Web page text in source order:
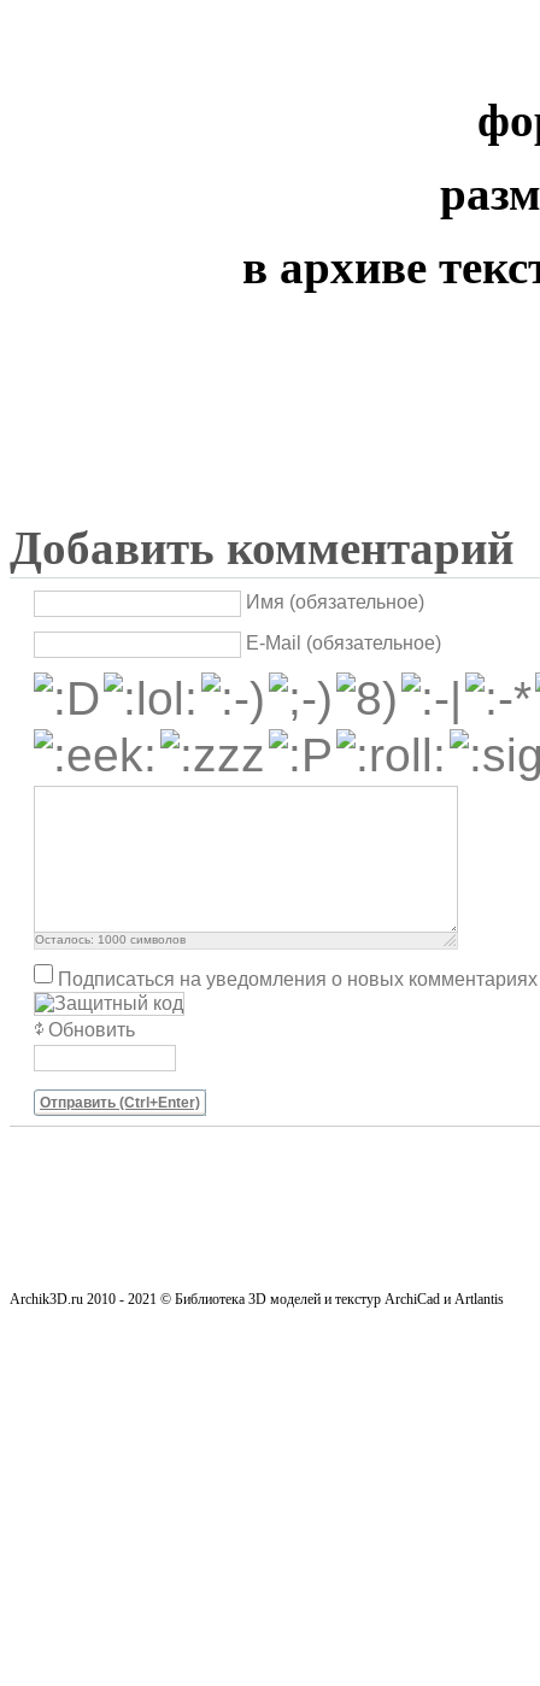
в архиве
Добавить комментарий
Имя (обязательное)
E-Mail (обязательное)
Осталось: 1000 символов
Подписаться на уведомления о новых комментариях
Обновить
Отправить (Ctrl+Enter)
Archik3D.ru 2010 - 2021 © Библиотека 3D моделей и текстур ArchiCad и Artlantis